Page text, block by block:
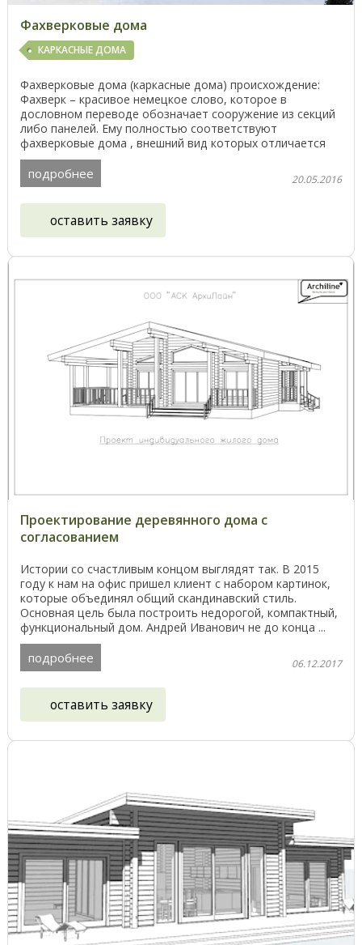
Фахверковые дома
КАРКАСНЫЕ ДОМА
Фахверковые дома (каркасные дома) происхождение:
Фахверк – красивое немецкое слово, которое в
дословном переводе обозначает сооружение из секций
либо панелей. Ему полностью соответствуют
фахверковые дома , внешний вид которых отличается
красотой и ...
подробнее 20.05.2016
оставить заявку
Проектирование деревянного дома с
согласованием
Истории со счастливым концом выглядят так. В 2015
году к нам на офис пришел клиент с набором картинок,
которые объединял общий скандинавский стиль.
Основная цель была построить недорогой, компактный,
функциональный дом. Андрей Иванович не до конца ...
подробнее 06.12.2017
оставить заявку